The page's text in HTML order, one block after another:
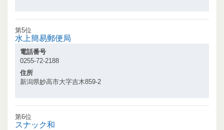
第5位
水上簡易郵便局
電話番号
0255-72-2188
住所
新潟県妙高市大字吉木859-2
第6位
スナック和